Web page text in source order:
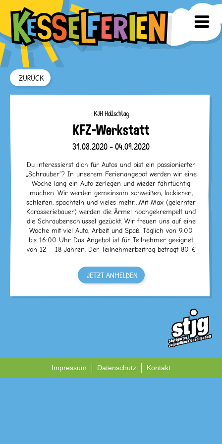
ZURÜCK
KJH Hallschlag
KFZ-Werkstatt
31.08.2020 - 04.09.2020
Du interessierst dich für Autos und bist ein passionierter
„Schrauber“? In unserem Ferienangebot werden wir eine
Woche lang ein Auto zerlegen und wieder fahrtüchtig
machen. Wir werden gemeinsam schweißen, lackieren,
schleifen, spachteln und vieles mehr…Mit Max (gelernter
Karosseriebauer) werden die Ärmel hochgekrempelt und
die Schraubenschlüssel gezückt. Wir freuen uns auf eine
Woche mit viel Auto, Arbeit und Spaß. Täglich von 9:00
bis 16:00 Uhr Das Angebot ist für Teilnehmer geeignet
von 12 – 18 Jahren. Der Teilnehmerbeitrag beträgt 80 €
JETZT ANMELDEN
Impressum Datenschutz Kontakt